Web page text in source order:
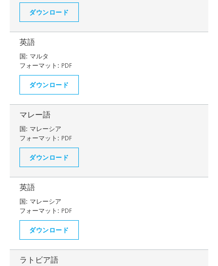
ダウンロード
英語
国: マルタ
フォーマット: PDF
ダウンロード
マレー語
国: マレーシア
フォーマット: PDF
ダウンロード
英語
国: マレーシア
フォーマット: PDF
ダウンロード
ラトビア語